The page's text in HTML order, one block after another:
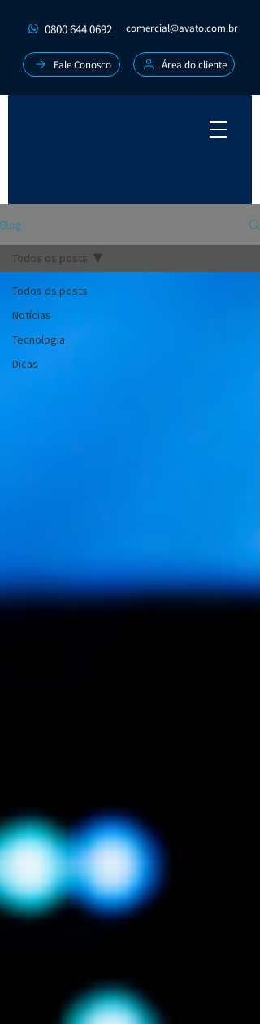
0800 644 0692 comercial@avato.com.br
Fale Conosco Área do cliente
Blog
Todos os posts
Notícias
Tecnologia
Dicas
Todos os posts